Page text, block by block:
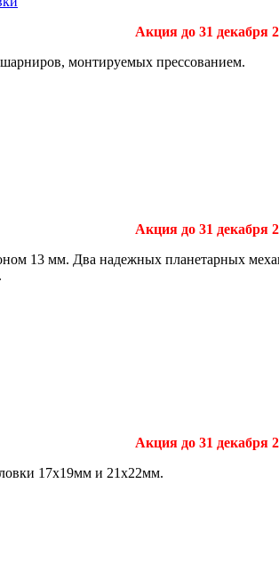
Акция до 31 декабря
монтируемых прессованием.
Акция до 31 декабря
13 мм. Два надежных планетарных
Акция до 31 декабря
17х19мм и 21х22мм.